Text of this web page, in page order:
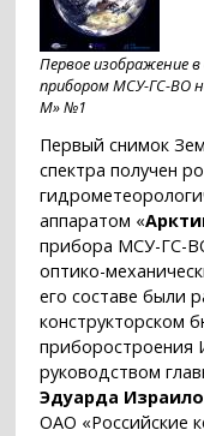
Первое изображение
прибором МСУ-ГС-ВО
М» №1
Первый снимок
спектра получен
аппаратом «
прибора МСУ-ГС-
оптико-
его составе были
конструкторском
приборостроения
руководством
Эдуарда
ОАО «Российские